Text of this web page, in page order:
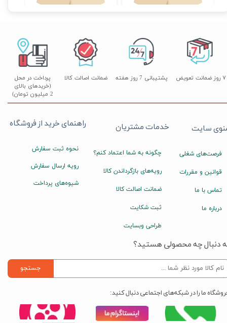
پشتیبانی 7 روز هفته
پرداخت در محل
(خریدهای بالای
2 میلیون تومان)
۷ روز ضمانت تعویض ضمانت اصالت کالا
راهنمای خرید از فروشگاه
نحوه ثبت سفارش
رویه ارسال سفارش
شیوه‌های پرداخت
خدمات مشتریان
چگونه به شما اعتماد کنم؟
رویه‌های بازگرداندن کالا
ضمانت اصالت کالا
ثبت شکایت
طراحی وبسایت
سایت
فرصت‌های شغلی
قوانین و مقررات
تماس با ما
درباره ما
دنبال چه محصولی هستید؟
جستجو
ما را در شبکه‌های اجتماعی دنبال کنید: